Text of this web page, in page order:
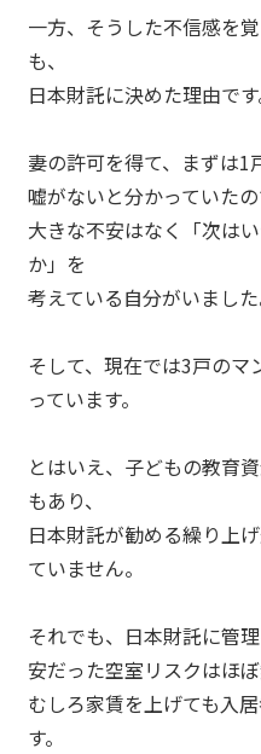
一方、そうした不信感を
も、
日本財託に決めた理由です
妻の許可を得て、まずは
嘘がないと分かっていたの
大きな不安はなく「次は
か」を
考えている自分がいました
そして、現在では3戸の
っています。
とはいえ、子どもの教育
もあり、
日本財託が勧める繰り上
ていません。
それでも、日本財託に管
安だった空室リスクはほぼ
むしろ家賃を上げても入
す。